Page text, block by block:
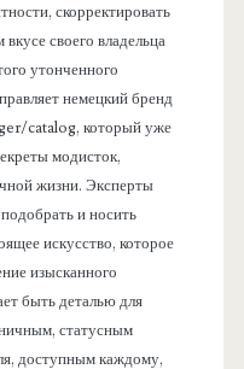
скорректировать
своего владельца
утонченного
немецкий бренд
catalog, который уже
модисток,
жизни. Эксперты
и носить
искусство, которое
изысканного
быть деталью для
статусным
доступным каждому,